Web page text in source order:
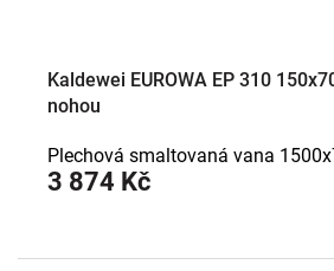
Kaldewei EUROWA EP 310
nohou
3 874 Kč
Plechová smaltovaná vana